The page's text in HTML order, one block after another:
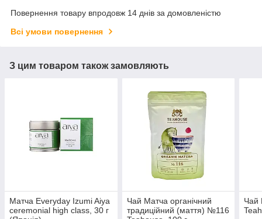
Повернення товару впродовж 14 днів за домовленістю
Всі умови повернення
З цим товаром також замовляють
Матча Everyday Izumi Aiya
ceremonial high class, 30 г
Чай Матча органічний
традиційний (маття) №116
Чай